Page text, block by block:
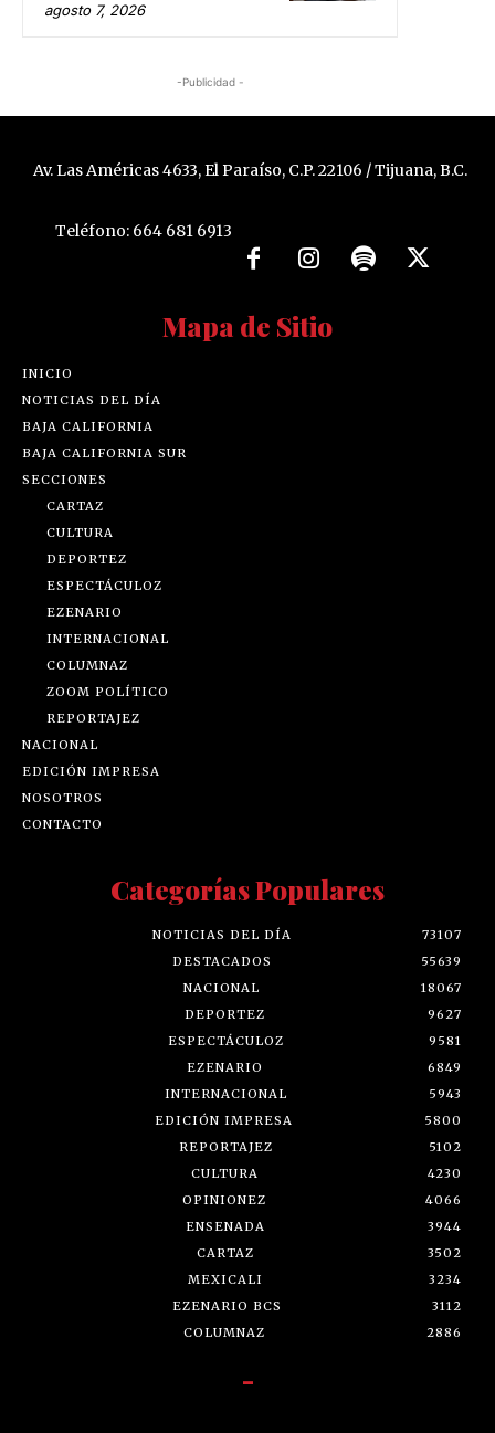
agosto 7, 2026
-Publicidad -
Av. Las Américas 4633, El Paraíso, C.P. 22106 / Tijuana, B.C.
Teléfono: 664 681 6913
Mapa de Sitio
INICIO
NOTICIAS DEL DÍA
BAJA CALIFORNIA
BAJA CALIFORNIA SUR
SECCIONES
CARTAZ
CULTURA
DEPORTEZ
ESPECTÁCULOZ
EZENARIO
INTERNACIONAL
COLUMNAZ
ZOOM POLÍTICO
REPORTAJEZ
NACIONAL
EDICIÓN IMPRESA
NOSOTROS
CONTACTO
Categorías Populares
NOTICIAS DEL DÍA
73107
DESTACADOS
55639
NACIONAL
18067
DEPORTEZ
9627
ESPECTÁCULOZ
9581
EZENARIO
6849
INTERNACIONAL
5943
EDICIÓN IMPRESA
5800
REPORTAJEZ
5102
CULTURA
4230
OPINIONEZ
4066
ENSENADA
3944
CARTAZ
3502
MEXICALI
3234
EZENARIO BCS
3112
COLUMNAZ
2886
-